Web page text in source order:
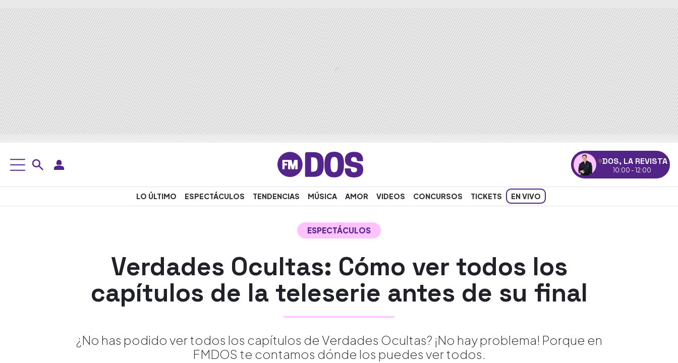
DOS, LA REVISTA
10:00 - 12:00
LO ÚLTIMO ESPECTÁCULOS TENDENCIAS MÚSICA AMOR VIDEOS CONCURSOS TICKETS EN VIVO
ESPECTÁCULOS
Verdades Ocultas: Cómo ver todos los
capítulos de la teleserie antes de su final
¿No has podido ver todos los capítulos de Verdades Ocultas? ¡No hay problema! Porque en
FMDOS te contamos dónde los puedes ver todos.